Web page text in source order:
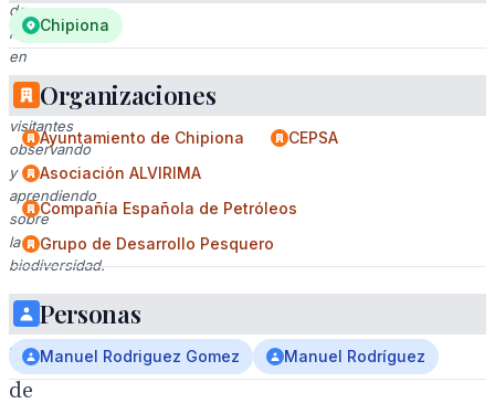
de
reptiles
en
un
museo,
visitantes
observando
y
aprendiendo
sobre
la
biodiversidad.
Chipiona
2
de
Chipiona
Organizaciones
Ayuntamiento de Chipiona
CEPSA
Asociación ALVIRIMA
Compañía Española de Petróleos
Grupo de Desarrollo Pesquero
Personas
Manuel Rodriguez Gomez Manuel Rodríguez